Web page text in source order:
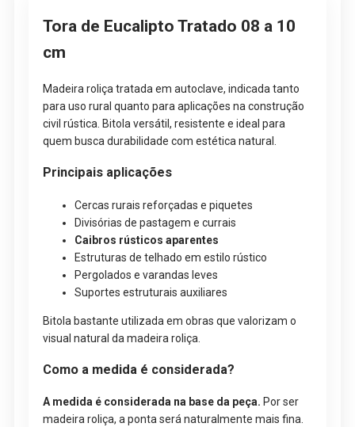
Tora de Eucalipto Tratado 08 a 10
cm
Madeira roliça tratada em autoclave, indicada tanto
para uso rural quanto para aplicações na construção
civil rústica. Bitola versátil, resistente e ideal para
quem busca durabilidade com estética natural.
Principais aplicações
Cercas rurais reforçadas e piquetes
Divisórias de pastagem e currais
Caibros rústicos aparentes
Estruturas de telhado em estilo rústico
Pergolados e varandas leves
Suportes estruturais auxiliares
Bitola bastante utilizada em obras que valorizam o
visual natural da madeira roliça.
Como a medida é considerada?
A medida é considerada na base da peça. Por ser
madeira roliça, a ponta será naturalmente mais fina.